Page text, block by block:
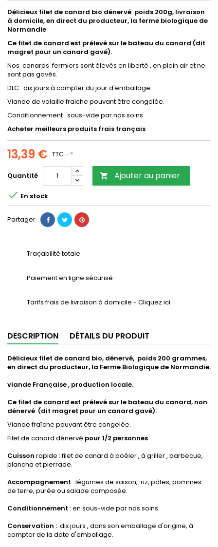
Délicieux filet de canard bio dénervé poids 200g, livraison
à domicile, en direct du producteur, la ferme biologique de
Normandie
Ce filet de canard est prélevé sur le bateau du canard (dit
magret pour un canard gavé).
Nos canards fermiers sont élevés en liberté , en plein air et ne
sont pas gavés.
DLC : dix jours à compter du jour d'emballage
Viande de volaille fraiche pouvant être congelée.
Conditionnement : sous-vide par nos soins
Acheter meilleurs produits frais français
13,39 € TTC *
Quantité  Ajouter au panier
 En stock
Partager
Traçabilité totale
Paiement en ligne sécurisé
Tarifs frais de livraison à domicile - Cliquez ici
DESCRIPTION DÉTAILS DU PRODUIT
Délicieux filet de canard bio, dénervé, poids 200 grammes,
en direct du producteur, la Ferme Biologique de Normandie.
viande Française , production locale.
Ce filet de canard est prélevé sur le bateau du canard, non
dénervé (dit magret pour un canard gavé).
Viande fraîche pouvant être congelée.
Filet de canard dénervé pour 1/2 personnes
Cuisson rapide : filet de canard à poêler , à griller , barbecue,
plancha et pierrade.
Accompagnement : légumes de saison, riz, pâtes, pommes
de terre, purée ou salade composée.
Conditionnement : en sous-vide.par nos soins.
Conservation : dix jours , dans son emballage d'origine, à
compter de la date d'emballage.